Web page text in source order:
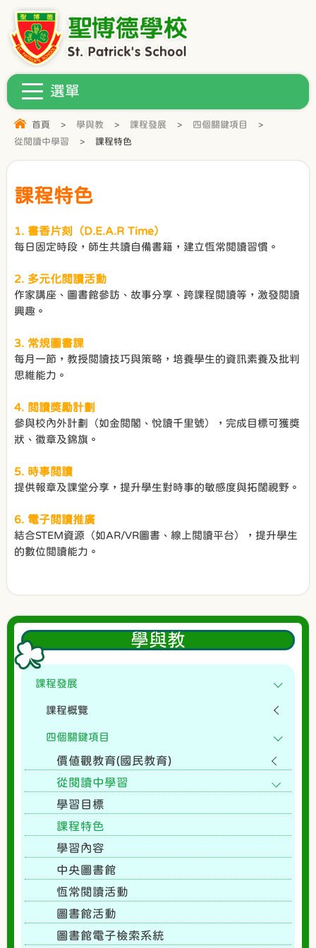
首頁 > 學與教 > 課程發展 > 四個關鍵項目
>
從閱讀中學習
> 課程特色
課程特色
1. 書香片刻（D.E.A.R Time）
每日固定時段，師生共讀自備書籍，建立恆常閲讀習慣。
2. 多元化閲讀活動
作家講座、圖書館參訪、故事分享、跨課程閲讀等，激發閲讀
興趣。
3. 常規圖書課
每月一節，教授閲讀技巧與策略，培養學生的資訊素養及批判
思維能力。
4. 閲讀獎勵計劃
參與校內外計劃（如金閲閣、悅讀千里號），完成目標可獲獎
狀、徽章及錦旗。
5. 時事閲讀
提供報章及課堂分享，提升學生對時事的敏感度與拓闊視野。
6. 電子閲讀推廣
結合STEM資源（如AR/VR圖書、線上閲讀平台），提升學生
的數位閲讀能力。
學與教
課程發展
課程概覽
四個關鍵項目
價值觀教育(國民教育)
從閱讀中學習
學習目標
課程特色
學習內容
中央圖書館
恆常閱讀活動
圖書館活動
圖書館電子檢索系統